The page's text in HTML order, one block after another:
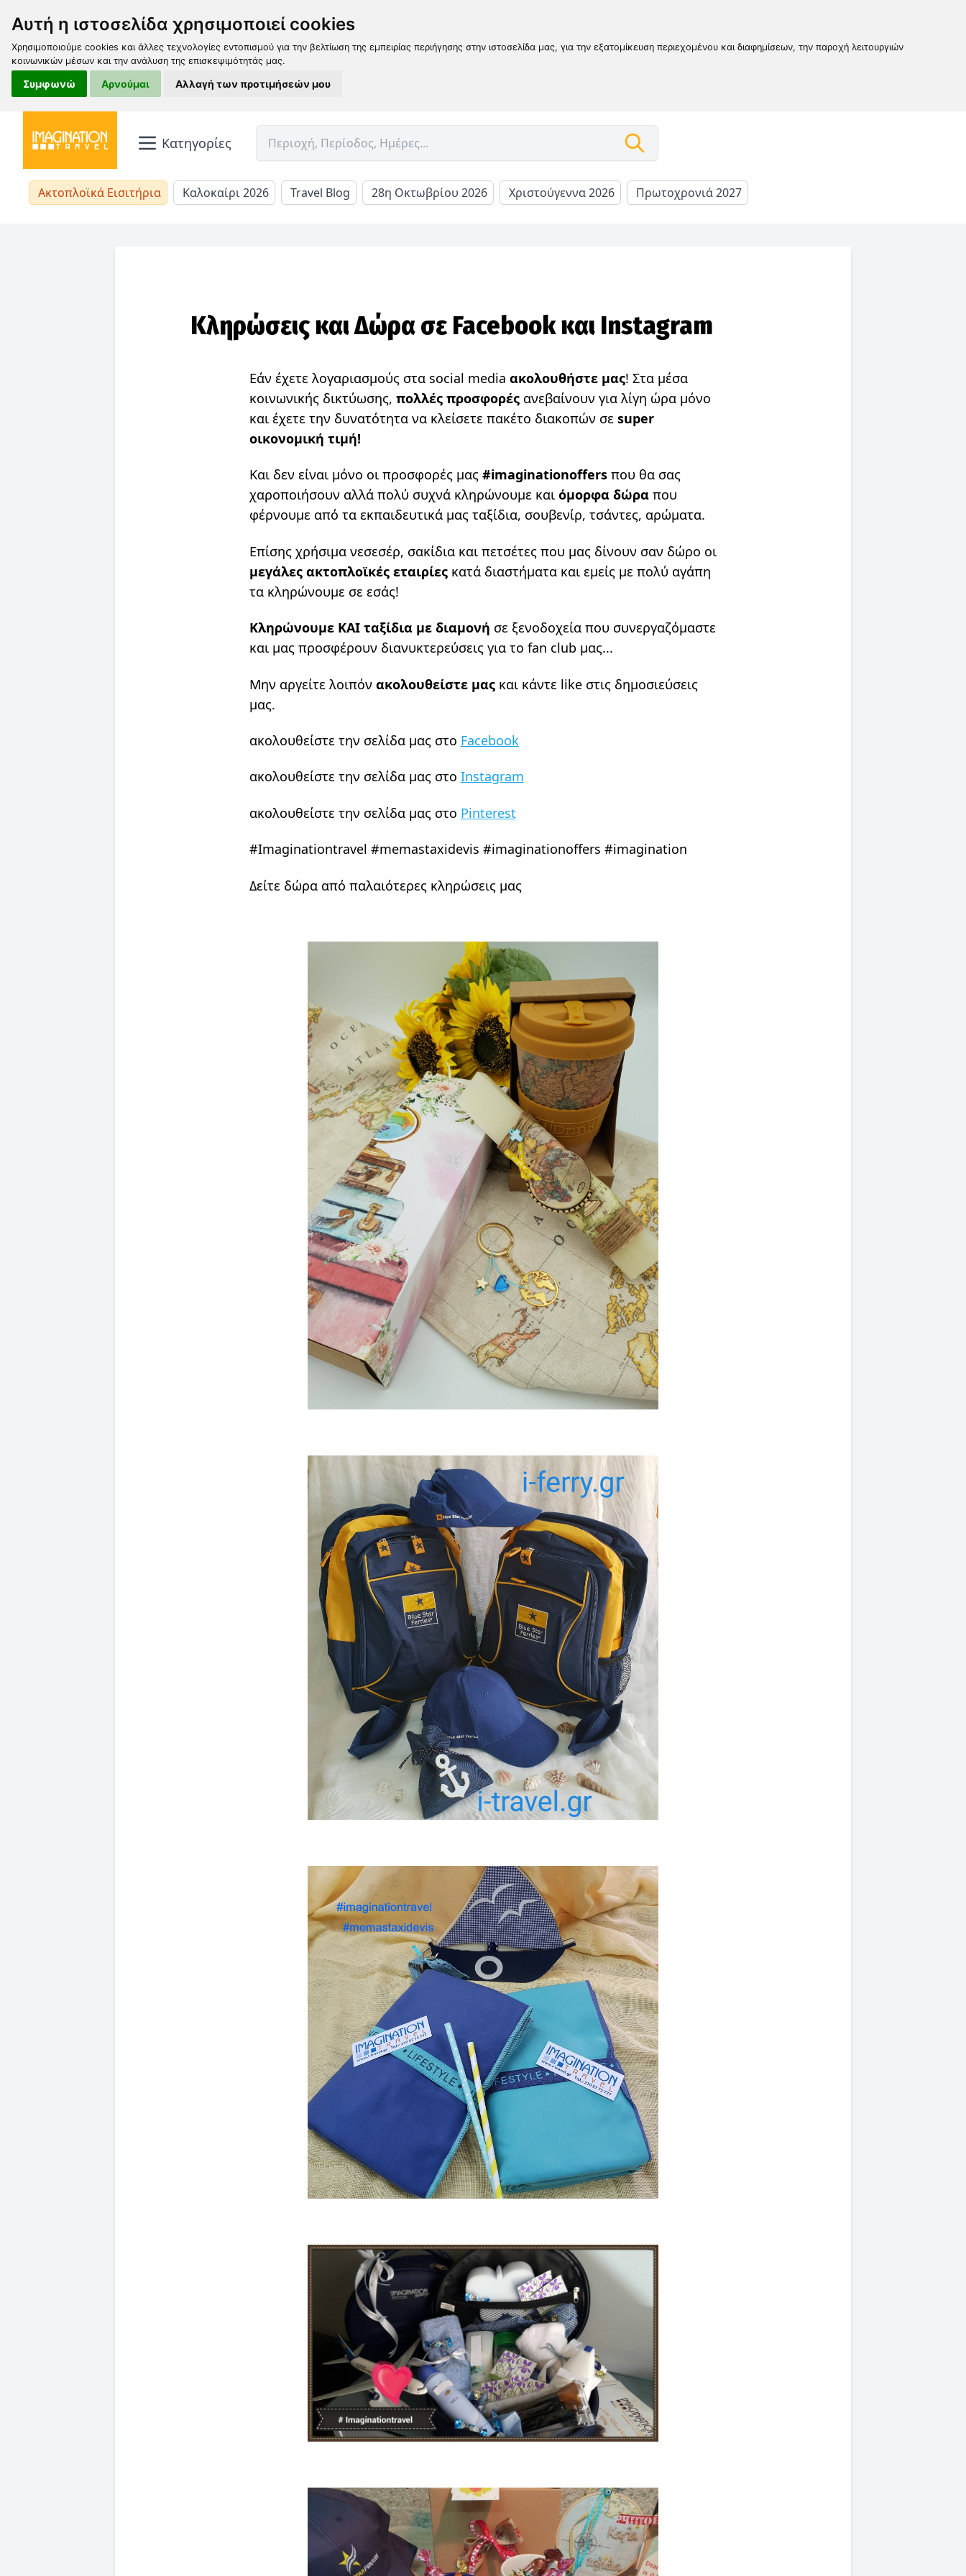
Αυτή η ιστοσελίδα χρησιμοποιεί cookies
Χρησιμοποιούμε cookies και άλλες τεχνολογίες εντοπισμού για την βελτίωση της εμπειρίας περιήγησης στην ιστοσελίδα μας, για την εξατομίκευση περιεχομένου και διαφημίσεων, την παροχή λειτουργιών
κοινωνικών μέσων και την ανάλυση της επισκεψιμότητάς μας.
Συμφωνώ Αρνούμαι Αλλαγή των προτιμήσεών μου
Κατηγορίες
Ακτοπλοϊκά Εισιτήρια Καλοκαίρι 2026 Travel Blog 28η Οκτωβρίου 2026 Χριστούγεννα 2026 Πρωτοχρονιά 2027
Κληρώσεις και Δώρα σε Facebook και Instagram
Εάν έχετε λογαριασμούς στα social media ακολουθήστε μας! Στα μέσα
κοινωνικής δικτύωσης, πολλές προσφορέςανεβαίνουν για λίγη ώρα μόνο
και έχετε την δυνατότητα να κλείσετε πακέτο διακοπών σε super
οικονομική τιμή!
Και δεν είναι μόνο οι προσφορές μας #imaginationoffersπου θα σας
χαροποιήσουν αλλά πολύ συχνά κληρώνουμε και όμορφα δώραπου
φέρνουμε από τα εκπαιδευτικά μας ταξίδια, σουβενίρ, τσάντες, αρώματα.
Επίσης χρήσιμα νεσεσέρ, σακίδια και πετσέτες που μας δίνουν σαν δώρο οι
μεγάλες ακτοπλοϊκές εταιρίεςκατά διαστήματα και εμείς με πολύ αγάπη
τα κληρώνουμε σε εσάς!
Κληρώνουμε ΚΑΙ ταξίδια με διαμονή σε ξενοδοχεία που συνεργαζόμαστε
και μας προσφέρουν διανυκτερεύσεις για το fan club μας...
Μην αργείτε λοιπόν ακολουθείστε μαςκαι κάντε like στις δημοσιεύσεις
μας.
ακολουθείστε την σελίδα μας στο Facebook
ακολουθείστε την σελίδα μας στο Instagram
ακολουθείστε την σελίδα μας στο Pinterest
#Imaginationtravel #memastaxidevis #imaginationoffers #imagination
Δείτε δώρα από παλαιότερες κληρώσεις μας